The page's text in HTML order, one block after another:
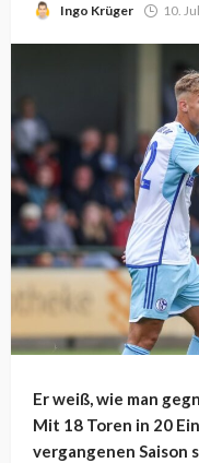
Ingo Krüger 10.
Er weiß, wie man
Mit 18 Toren in 20
vergangenen